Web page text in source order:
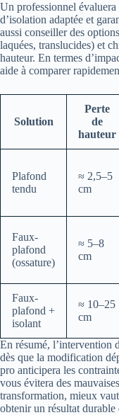
Un professionnel
d’isolation adaptée et
aussi conseiller des
laquées, translucides) et
hauteur. En termes
aide à comparer
Solution
Perte
de
hauteur
Plafond
tendu
≈ 2,5–5
cm
Faux-
plafond
(ossature)
≈ 5–8
cm
Faux-
plafond +
isolant
≈ 10–25
cm
En résumé, l’intervention
dès que la modification
pro anticipera les
vous évitera des
transformation, mieux
obtenir un résultat durable